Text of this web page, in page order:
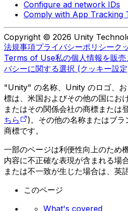
Configure ad network IDs
Comply with App Tracking
Copyright © 2026 Unity
法規事項プライバシーポリシーク
Terms of Use私の個人情報を販
バシーに関する選択 (クッキー設
"Unity" の名称、Unity のロゴ、
標は、米国およびその他の国に
またはその関係会社の商標または
ちら
)。その他の名称またはブ
商標です。
一部のページは利便性向上のため
内容に不正確な表現が含まれる場
または不一致が生じた場合は、英
このページ
What's covered